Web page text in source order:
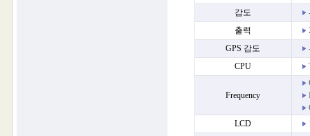
감도
출력
GPS 감도
CPU
Frequency
LCD